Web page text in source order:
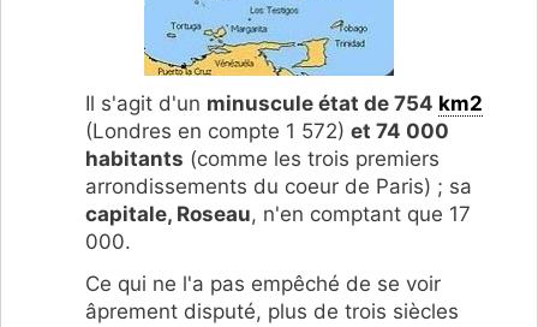
Il s'agit d'un minuscule état de 754 km2
(Londres en compte 1 572) et 74 000
habitants (comme les trois premiers
arrondissements du coeur de Paris) ; sa
capitale, Roseau, n'en comptant que 17
000.
Ce qui ne l'a pas empêché de se voir
âprement disputé, plus de trois siècles